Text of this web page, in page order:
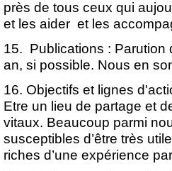
près de tous ceux qui
et les aider et les
15. Publications : Parution
an, si possible. Nous en
16. Objectifs et lignes
Etre un lieu de partage et
vitaux. Beaucoup parmi
susceptibles d’être très
riches d’une expérience